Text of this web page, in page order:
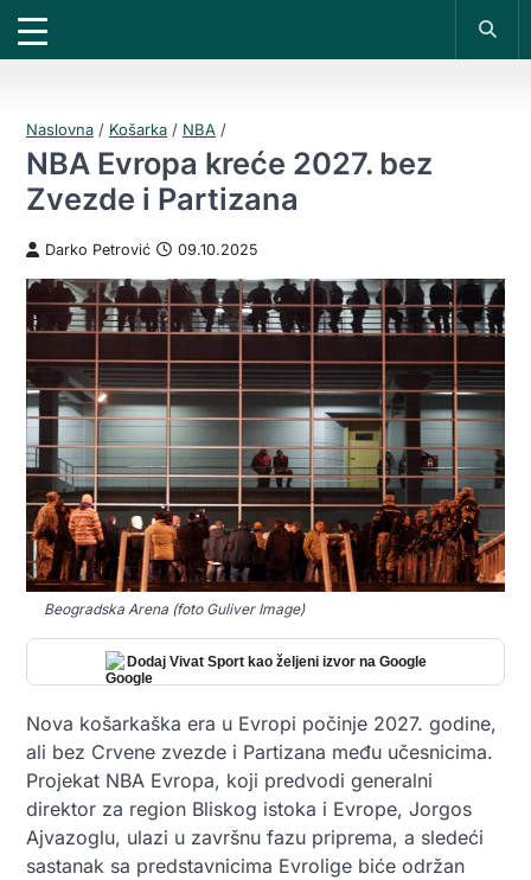
Naslovna / Košarka / NBA /
NBA Evropa kreće 2027. bez
Zvezde i Partizana
Darko Petrović 09.10.2025
Beogradska Arena (foto Guliver Image)
Dodaj Vivat Sport kao željeni izvor na Google
Nova košarkaška era u Evropi počinje 2027. godine,
ali bez Crvene zvezde i Partizana među učesnicima.
Projekat NBA Evropa, koji predvodi generalni
direktor za region Bliskog istoka i Evrope, Jorgos
Ajvazoglu, ulazi u završnu fazu priprema, a sledeći
sastanak sa predstavnicima Evrolige biće održan